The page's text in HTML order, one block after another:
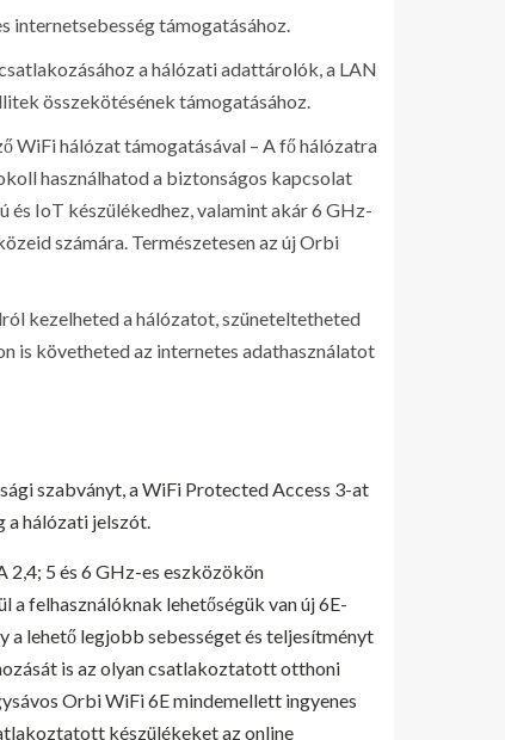
internetsebesség támogatásához.
a hálózati adattárolók, a LAN
összekötésének támogatásához.
WiFi hálózat támogatásával – A fő hálózatra
használhatod a biztonságos kapcsolat
IoT készülékedhez, valamint akár 6 GHz-
számára. Természetesen az új Orbi
kezelheted a hálózatot, szüneteltetheted
is követheted az internetes adathasználatot
szabványt, a WiFi Protected Access 3-at
a hálózati jelszót.
5 és 6 GHz-es eszközökön
felhasználóknak lehetőségük van új 6E-
a lehető legjobb sebességet és teljesítményt
is az olyan csatlakoztatott otthoni
Orbi WiFi 6E mindemellett ingyenes
készülékeket az online